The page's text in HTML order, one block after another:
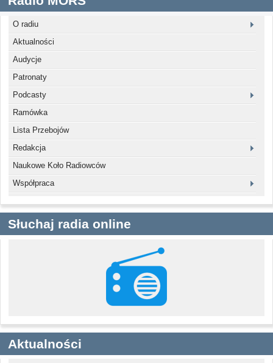
O radiu
Aktualności
Audycje
Patronaty
Podcasty
Ramówka
Lista Przebojów
Redakcja
Naukowe Koło Radiowców
Współpraca
Słuchaj radia online
Aktualności